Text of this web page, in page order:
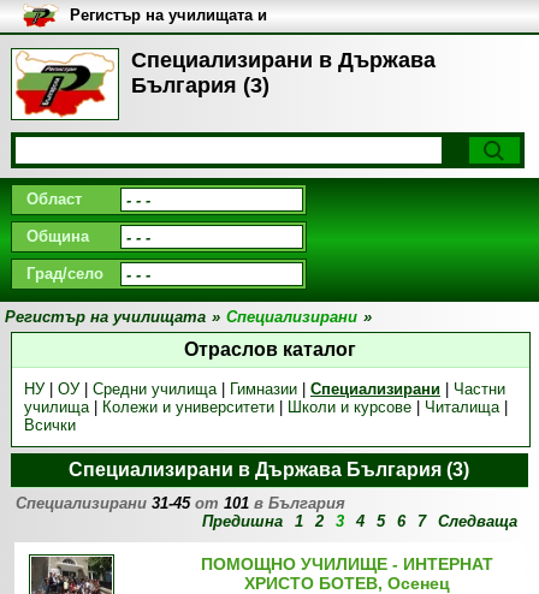
Специализирани в Държава
България (3)
Регистър на училищата и
университетите в България
Област
Община
Град/село
Регистър на училищата » Специализирани »
Отраслов каталог
НУ| ОУ| Средни училища| Гимназии| Специализирани| Частни
училища| Колежи и университети| Школи и курсове| Читалища|
Всички
Специализирани в Държава България (3)
Специализирани31-45от101 в България
Предишна
1 2 3 4 5 6 7 Следваща
ПОМОЩНО УЧИЛИЩЕ - ИНТЕРНАТ
ХРИСТО БОТЕВ, Осенец